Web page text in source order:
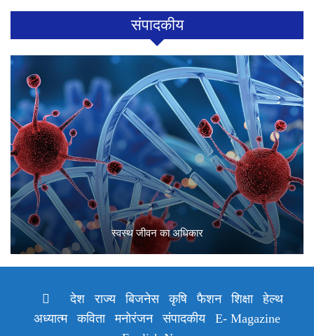
संपादकीय
स्वस्थ जीवन का अधिकार
देश राज्य बिजनेस कृषि फैशन शिक्षा
हेल्थ
अध्यात्म
कविता मनोरंजन संपादकीय
E- Magazine